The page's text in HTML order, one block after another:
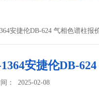
安捷伦DB-624 气相色谱柱报
1364安捷伦DB-
： 2025-02-08